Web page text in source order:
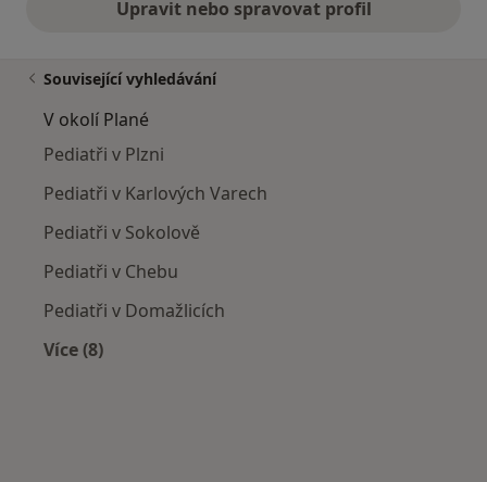
Upravit nebo spravovat profil
Související vyhledávání
V okolí Plané
Pediatři v Plzni
Pediatři v Karlových Varech
Pediatři v Sokolově
Pediatři v Chebu
Pediatři v Domažlicích
Více (8)